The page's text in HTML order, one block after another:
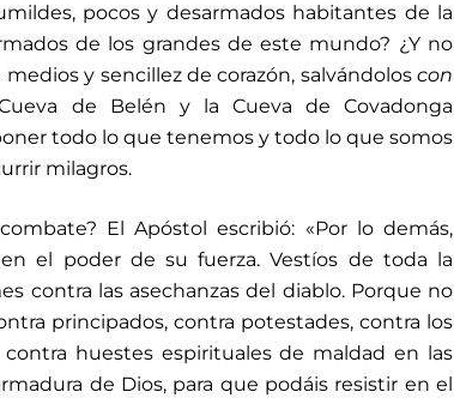
pocos y desarmados habitantes de la
de los grandes de este mundo? ¿Y no
y sencillez de corazón, salvándolos con
de Belén y la Cueva de Covadonga
todo lo que tenemos y todo lo que somos
milagros.
El Apóstol escribió: «Por lo demás,
el poder de su fuerza. Vestíos de toda la
contra las asechanzas del diablo. Porque no
principados, contra potestades, contra los
huestes espirituales de maldad en las
de Dios, para que podáis resistir en el